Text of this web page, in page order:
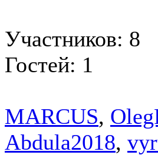
Участников: 8
Гостей: 1
MARCUS,
Abdula2018,